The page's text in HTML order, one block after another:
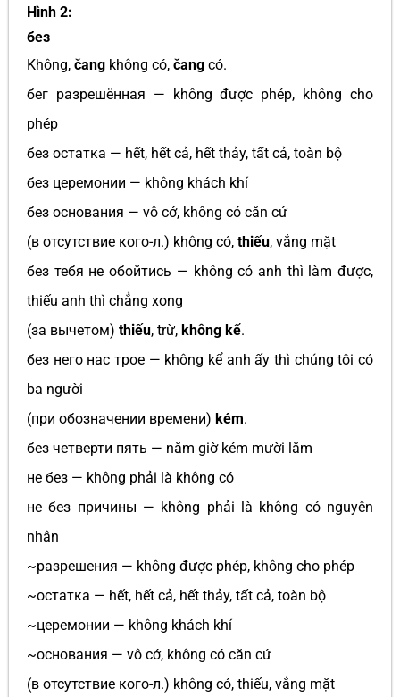
Hình 2:
без
Không, čang không có, čang có.
бег разрешённая — không được phép, không cho
phép
без остатка — hết, hết cả, hết thảy, tất cả, toàn bộ
без церемонии — không khách khí
без основания — vô cớ, không có căn cứ
(в отсутствие кого-л.) không có, thiếu, vắng mặt
без тебя не обойтись — không có anh thì làm được,
thiếu anh thì chẳng xong
(за вычетом) thiếu, trừ, không kể.
без него нас трое — không kể anh ấy thì chúng tôi có
ba người
(при обозначении времени) kém.
без четверти пять — năm giờ kém mười lăm
не без — không phải là không có
не без причины — không phải là không có nguyên
nhân
~разрешения — không được phép, không cho phép
~остатка — hết, hết cả, hết thảy, tất cả, toàn bộ
~церемонии — không khách khí
~основания — vô cớ, không có căn cứ
(в отсутствие кого-л.) không có, thiếu, vắng mặt